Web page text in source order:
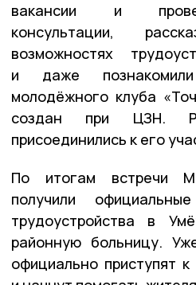
вакансии и
консультации,
возможностях
и даже
молодёжного клуба
создан при ЦЗН.
присоединились к его
По итогам встречи
получили
трудоустройства в
районную больницу.
официально приступят